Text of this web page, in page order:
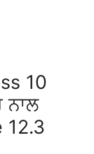
10
ਨਾਲ
12.3